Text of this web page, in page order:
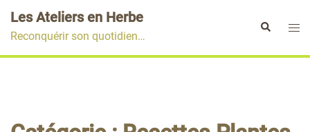
au
contenu
Les Ateliers en Herbe
Reconquérir son quotidien…
Rechercher